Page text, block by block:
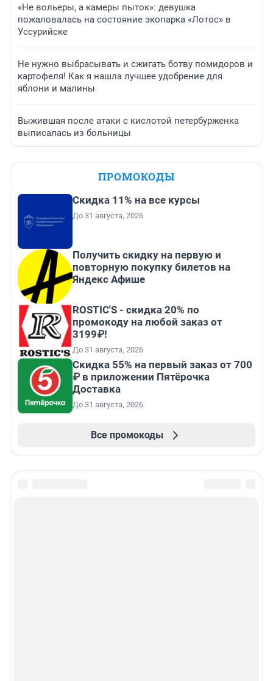
«Не вольеры, а камеры пыток»: девушка
пожаловалась на состояние экопарка «Лотос» в
Уссурийске
Не нужно выбрасывать и сжигать ботву помидоров и
картофеля! Как я нашла лучшее удобрение для
яблони и малины
Выжившая после атаки с кислотой петербурженка
выписалась из больницы
ПРОМОКОДЫ
Скидка 11% на все курсы
До 31 августа, 2026
Получить скидку на первую и
повторную покупку билетов на
Яндекс Афише
ROSTIC'S - скидка 20% по
промокоду на любой заказ от
3199₽!
До 31 августа, 2026
Скидка 55% на первый заказ от 700
₽ в приложении Пятёрочка
Доставка
До 31 августа, 2026
Все промокоды